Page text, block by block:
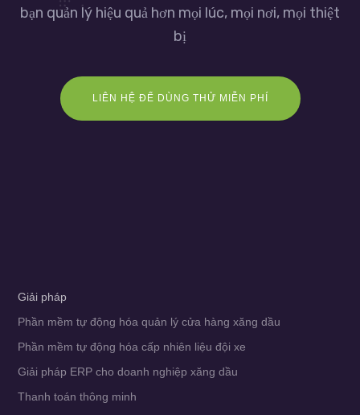
bạn quản lý hiệu quả hơn mọi lúc, mọi nơi, mọi thiệt
bị
LIÊN HỆ ĐỂ DÙNG THỬ MIỄN PHÍ
Giải pháp
Phần mềm tự động hóa quản lý cửa hàng xăng dầu
Phần mềm tự động hóa cấp nhiên liệu đội xe
Giải pháp ERP cho doanh nghiệp xăng dầu
Thanh toán thông minh